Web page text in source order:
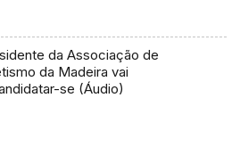
da Associação de
da Madeira vai
recandidatar-se (Áudio)